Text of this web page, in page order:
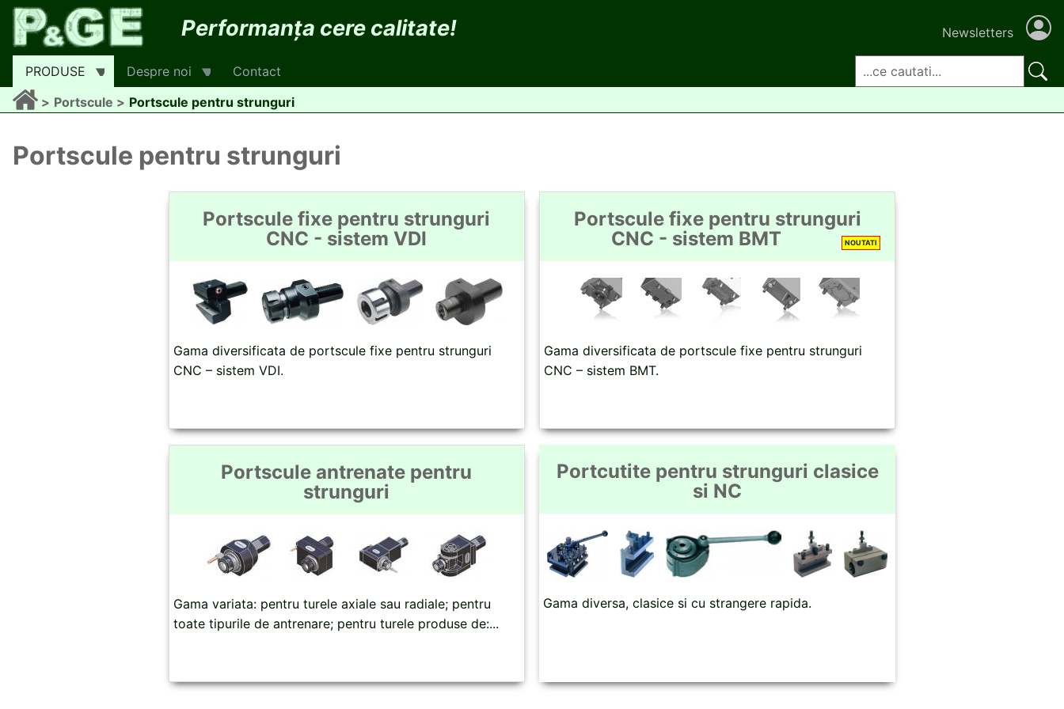
Mergi
conţinutul
principal
Performanța cere calitate! Newsletters
PRODUSE Despre noi Contact Căutare
Breadcrumb
Portscule Portscule pentru strunguri
Portscule pentru strunguri
Portscule fixe pentru strunguri
CNC - sistem VDI
Gama diversificata de portscule fixe pentru strunguri
CNC – sistem VDI.
Portscule fixe pentru strunguri
CNC - sistem BMT
NOUTATI
Gama diversificata de portscule fixe pentru strunguri
CNC – sistem BMT.
Portscule antrenate pentru
strunguri
Gama variata: pentru turele axiale sau radiale; pentru
toate tipurile de antrenare; pentru turele produse de:...
Portcutite pentru strunguri clasice
si NC
Gama diversa, clasice si cu strangere rapida.